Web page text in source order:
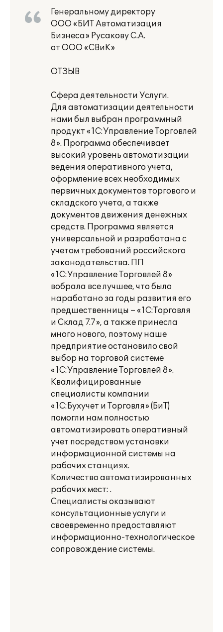
Генеральному директору
ООО «БИТ Автоматизация
Бизнеса» Русакову С.А.
от ООО «СВиК»
ОТЗЫВ
Сфера деятельности Услуги.
Для автоматизации деятельности
нами был выбран программный
продукт «1С:Управление Торговлей
8». Программа обеспечивает
высокий уровень автоматизации
ведения оперативного учета,
оформление всех необходимых
первичных документов торгового и
складского учета, а также
документов движения денежных
средств. Программа является
универсальной и разработана с
учетом требований российского
законодательства. ПП
«1С:Управление Торговлей 8»
вобрала все лучшее, что было
наработано за годы развития его
предшественницы – «1С:Торговля
и Склад 7.7», а также принесла
много нового, поэтому наше
предприятие остановило свой
выбор на торговой системе
«1С:Управление Торговлей 8».
Квалифицированные
специалисты компании
«1С:Бухучет и Торговля» (БиТ)
помогли нам полностью
автоматизировать оперативный
учет посредством установки
информационной системы на
рабочих станциях.
Количество автоматизированных
рабочих мест: .
Специалисты оказывают
консультационные услуги и
своевременно предоставляют
информационно-технологическое
сопровождение системы.